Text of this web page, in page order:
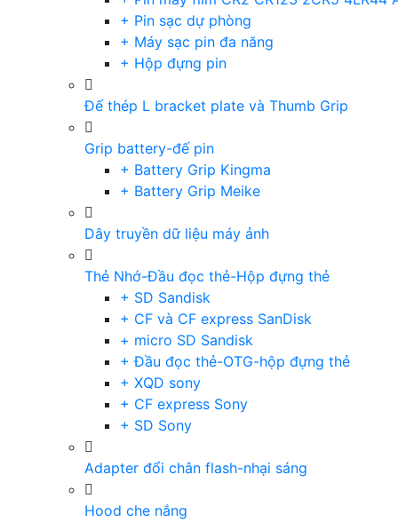
+ Pin sạc dự phòng
+ Máy sạc pin đa năng
+ Hộp đựng pin
Đế thép L bracket plate và Thumb Grip
Grip battery-đế pin
+ Battery Grip Kingma
+ Battery Grip Meike
Dây truyền dữ liệu máy ảnh
Thẻ Nhớ-Đầu đọc thẻ-Hộp đựng thẻ
+ SD Sandisk
+ CF và CF express SanDisk
+ micro SD Sandisk
+ Đầu đọc thẻ-OTG-hộp đựng thẻ
+ XQD sony
+ CF express Sony
+ SD Sony
Adapter đổi chân flash-nhại sáng
Hood che nắng